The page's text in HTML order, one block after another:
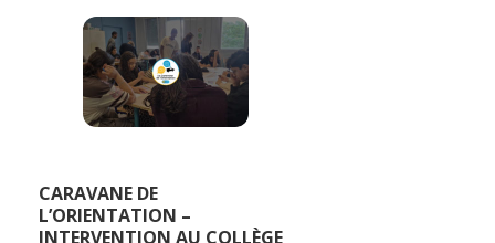
CARAVANE DE
L’ORIENTATION –
INTERVENTION AU COLLÈGE